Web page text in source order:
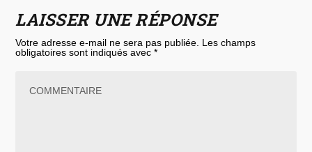
LAISSER UNE RÉPONSE
Votre adresse e-mail ne sera pas publiée. Les champs
obligatoires sont indiqués avec*